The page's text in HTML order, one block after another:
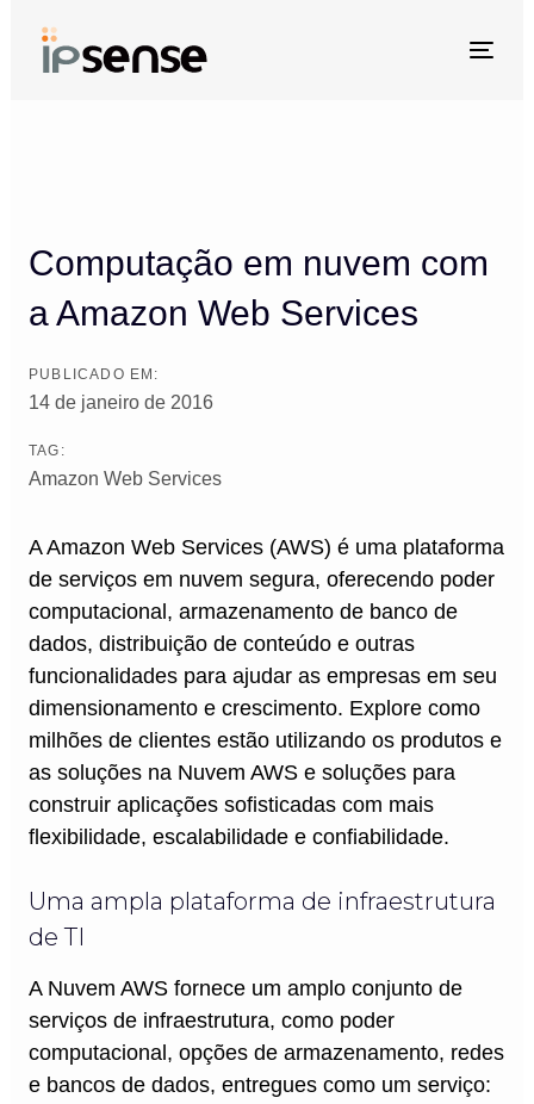
primary
Computação em nuvem com
a Amazon Web Services
PUBLICADO EM:
14 de janeiro de 2016
TAG:
Amazon Web Services
A Amazon Web Services (AWS) é uma plataforma
de serviços em nuvem segura, oferecendo poder
computacional, armazenamento de banco de
dados, distribuição de conteúdo e outras
funcionalidades para ajudar as empresas em seu
dimensionamento e crescimento. Explore como
milhões de clientes estão utilizando os produtos e
as soluções na Nuvem AWS e soluções para
construir aplicações sofisticadas com mais
flexibilidade, escalabilidade e confiabilidade.
Uma ampla plataforma de infraestrutura
de TI
A Nuvem AWS fornece um amplo conjunto de
serviços de infraestrutura, como poder
computacional, opções de armazenamento, redes
e bancos de dados, entregues como um serviço: